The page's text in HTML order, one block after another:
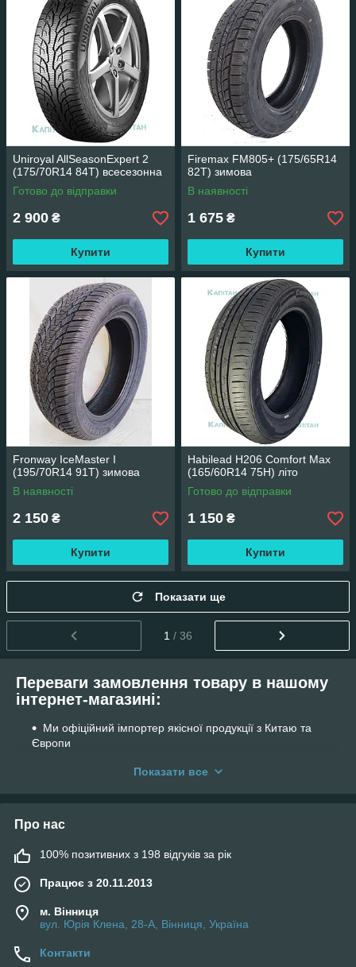
Uniroyal AllSeasonExpert 2
(175/70R14 84T) всесезонна
Готово до відправки
2 900 ₴
Купити
Firemax FM805+ (175/65R14
82T) зимова
В наявності
1 675 ₴
Купити
Fronway IceMaster I
(195/70R14 91T) зимова
В наявності
2 150 ₴
Купити
Habilead H206 Comfort Max
(165/60R14 75H) літо
Готово до відправки
1 150 ₴
Купити
Показати ще
1 / 36
Переваги замовлення товару в нашому
інтернет-магазині:
Ми офіційний імпортер якісної продукції з Китаю та
Європи
Наші ціни нижчі, адже маємо власні склади для
Можливість відправки шин або дисків перевізником
Показати все
Про нас
100% позитивних з 198 відгуків за рік
Працює з 20.11.2013
м. Вінниця
вул. Юрія Клена, 28-А, Вінниця, Україна
Контакти